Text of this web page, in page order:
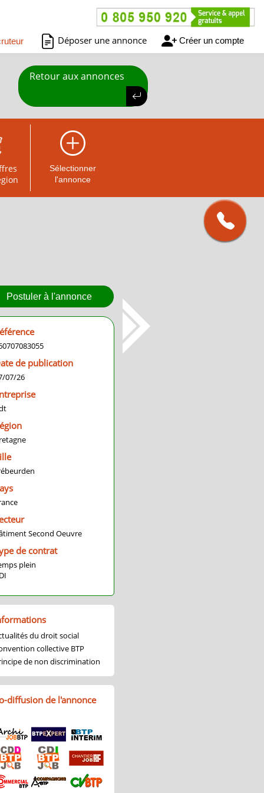
Déposer une annonce Créer un compte
Retour aux annonces
Sélectionner
l'annonce
Postuler à l'annonce
de publication
07/26
Second Oeuvre
de contrat
plein
du droit social
collective BTP
de non discrimination
diffusion de l'annonce